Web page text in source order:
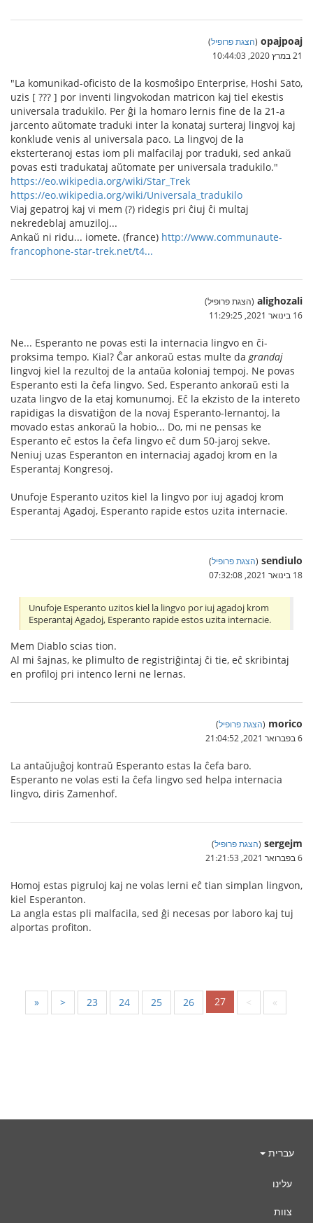
opajpoaj
(הצגת פרופיל)
21 במרץ 2020, 10:44:03
"La komunikad-oficisto de la kosmoŝipo Enterprise, Hoshi Sato,
uzis [ ??? ] por inventi lingvokodan matricon kaj tiel ekestis
universala tradukilo. Per ĝi la homaro lernis fine de la 21-a
jarcento aŭtomate traduki inter la konataj surteraj lingvoj kaj
konklude venis al universala paco. La lingvoj de la
eksterteranoj estas iom pli malfacilaj por traduki, sed ankaŭ
povas esti tradukataj aŭtomate per universala tradukilo."
https://eo.wikipedia.org/wiki/Star_Trek
https://eo.wikipedia.org/wiki/Universala_tradukilo
Viaj gepatroj kaj vi mem (?) ridegis pri ĉiuj ĉi multaj
nekredeblaj amuziloj...
Ankaŭ ni ridu... iomete. (france) http://www.communaute-
francophone-star-trek.net/t4...
alighozali (הצגת פרופיל)
16 בינואר 2021, 11:29:25
Ne... Esperanto ne povas esti la internacia lingvo en ĉi-
proksima tempo. Kial? Ĉar ankoraŭ estas multe da grandaj
lingvoj kiel la rezultoj de la antaŭa koloniaj tempoj. Ne povas
Esperanto esti la ĉefa lingvo. Sed, Esperanto ankoraŭ esti la
uzata lingvo de la etaj komunumoj. Eĉ la ekzisto de la intereto
rapidigas la disvatiĝon de la novaj Esperanto-lernantoj, la
movado estas ankoraŭ la hobio... Do, mi ne pensas ke
Esperanto eĉ estos la ĉefa lingvo eĉ dum 50-jaroj sekve.
Neniuj uzas Esperanton en internaciaj agadoj krom en la
Esperantaj Kongresoj.
Unufoje Esperanto uzitos kiel la lingvo por iuj agadoj krom
Esperantaj Agadoj, Esperanto rapide estos uzita internacie.
sendiulo
(הצגת פרופיל)
18 בינואר 2021, 07:32:08
Unufoje Esperanto uzitos kiel la lingvo por iuj agadoj krom
Esperantaj Agadoj, Esperanto rapide estos uzita internacie.
Mem Diablo scias tion.
Al mi ŝajnas, ke plimulto de registriĝintaj ĉi tie, eĉ skribintaj
en profiloj pri intenco lerni ne lernas.
morico
(הצגת פרופיל)
6 בפברואר 2021, 21:04:52
La antaŭjuĝoj kontraŭ Esperanto estas la ĉefa baro.
Esperanto ne volas esti la ĉefa lingvo sed helpa internacia
lingvo, diris Zamenhof.
sergejm
(הצגת פרופיל)
6 בפברואר 2021, 21:21:53
Homoj estas pigruloj kaj ne volas lerni eĉ tian simplan lingvon,
kiel Esperanton.
La angla estas pli malfacila, sed ĝi necesas por laboro kaj tuj
alportas profiton.
« < 23 24 25 26 27 > »
עברית
עלינו
צוות